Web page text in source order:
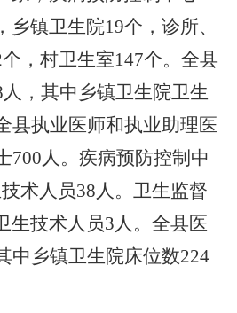
乡镇卫生院19个，诊所、
个，村卫生室147个。全县
人，其中乡镇卫生院卫生
县执业医师和执业助理医
700 人。疾病预防控制中
术人员38 人。卫生监督
生技术人员3 人。全县医
中乡镇卫生院床位数224